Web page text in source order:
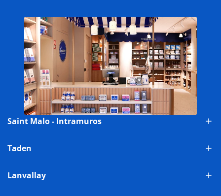
Saint Malo - Intramuros
Taden
Lanvallay